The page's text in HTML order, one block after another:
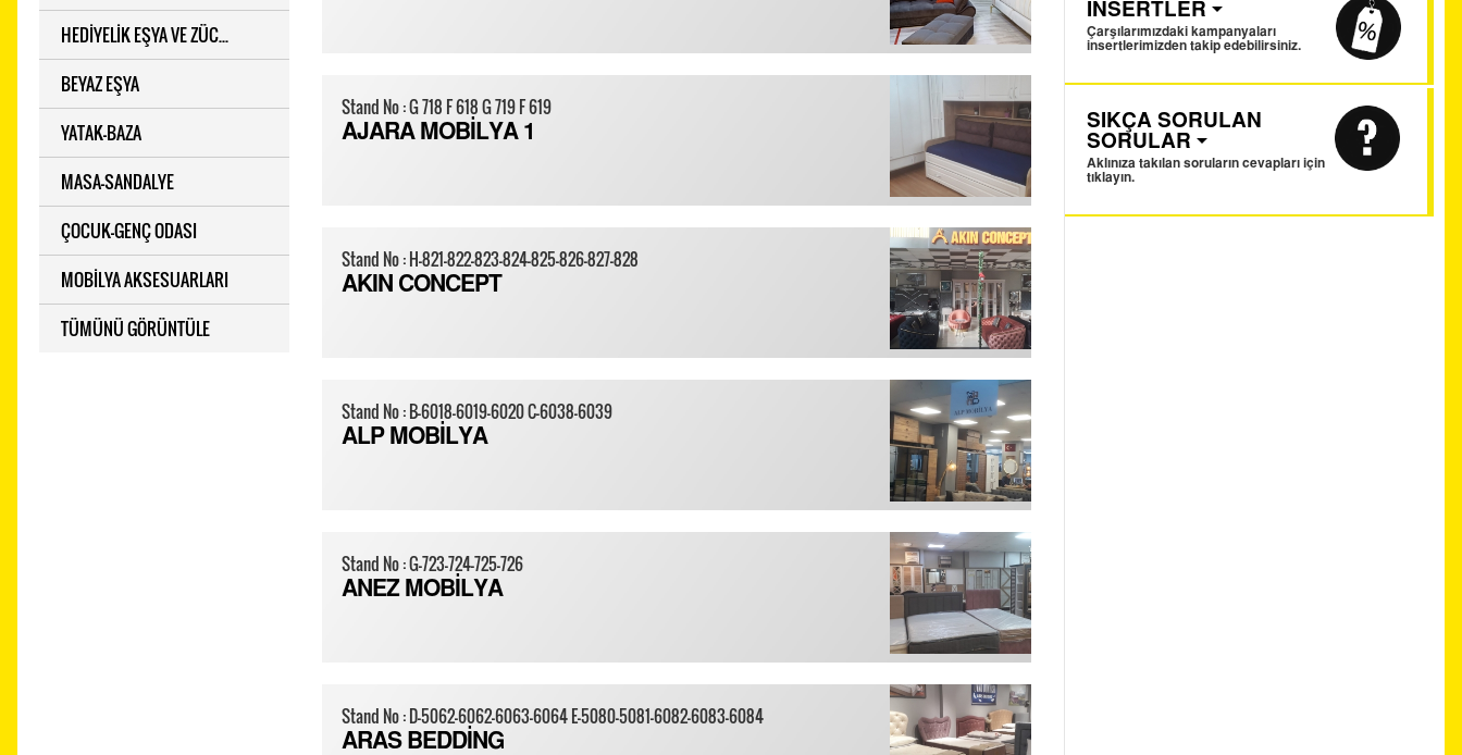
HEDİYELİK EŞYA VE ZÜC...
BEYAZ EŞYA
YATAK-BAZA
MASA-SANDALYE
ÇOCUK-GENÇ ODASI
MOBİLYA AKSESUARLARI
TÜMÜNÜ GÖRÜNTÜLE
Stand No : G 718 F 618 G 719 F 619
AJARA MOBİLYA 1
Stand No : H-821-822-823-824-825-826-827-828
AKIN CONCEPT
Stand No : B-6018-6019-6020 C-6038-6039
ALP MOBİLYA
Stand No : G-723-724-725-726
ANEZ MOBİLYA
Stand No : D-5062-6062-6063-6064 E-5080-5081-6082-6083-6084
ARAS BEDDİNG
INSERTLER
Çarşılarımızdaki kampanyaları
insertlerimizden takip edebilirsiniz.
SIKÇA SORULAN
SORULAR
Aklınıza takılan soruların cevapları için
tıklayın.